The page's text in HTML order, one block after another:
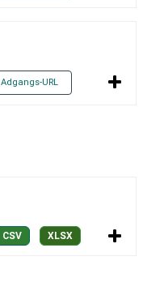
Adgangs-URL
CSV XLSX